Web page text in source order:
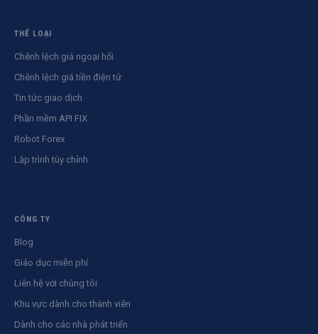
THỂ LOẠI
Chênh lệch giá ngoại hối
Chênh lệch giá tiền điện tử
Tin tức giao dịch
Phần mềm API FIX
Robot Forex
Lập trình tùy chỉnh
CÔNG TY
Blog
Giáo dục miễn phí
Liên hệ với chúng tôi
Khu vực dành cho thành viên
Dành cho các nhà phát triển